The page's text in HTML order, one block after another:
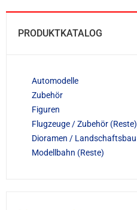
PRODUKTKATALOG
Automodelle
Zubehör
Figuren
Flugzeuge / Zubehör (Reste)
Dioramen / Landschaftsbau
Modellbahn (Reste)